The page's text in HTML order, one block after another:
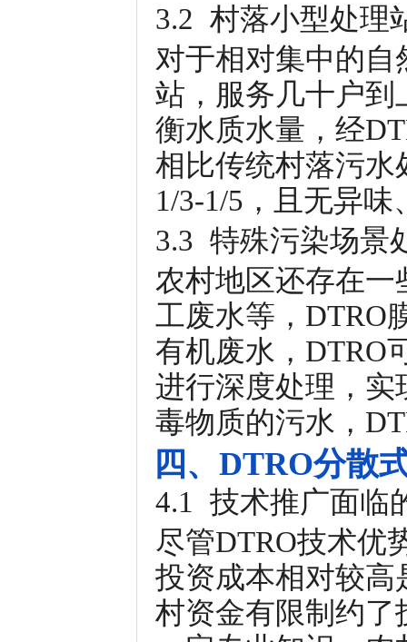
3.2 村落小型处理
对于相对集中的
站，服务几十户到
衡水质水量，经
相比传统村落污水
1/3-1/5，且无异
3.3 特殊污染场景
农村地区还存在一
工废水等，DTRO
有机废水，DTRO
进行深度处理，实
毒物质的污水，
四、DTRO分散
4.1 技术推广面临
尽管DTRO技术优
投资成本相对较高
村资金有限制约了